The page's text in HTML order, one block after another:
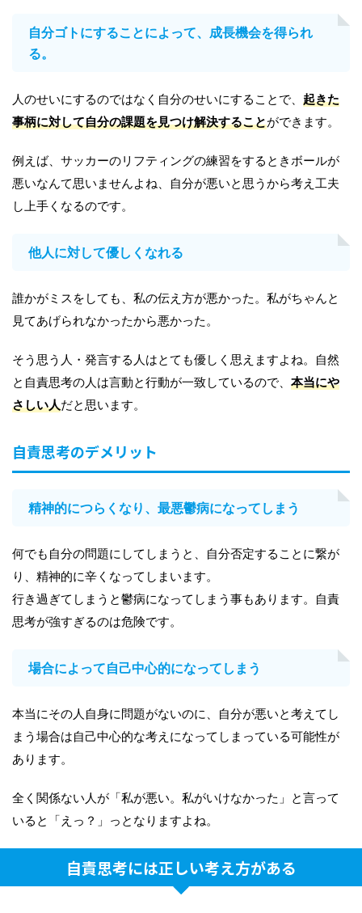
自分ゴトにすることによって、成長機会を得られ
る。
人のせいにするのではなく自分のせいにすることで、 起きた
事柄に対して自分の課題を見つけ解決することができます。
例えば、サッカーのリフティングの練習をするときボールが
悪いなんて思いませんよね、自分が悪いと思うから考え工夫
し上手くなるのです。
他人に対して優しくなれる
誰かがミスをしても、私の伝え方が悪かった。私がちゃんと
見てあげられなかったから悪かった。
そう思う人・発言する人はとても優しく思えますよね。自然
と自責思考の人は言動と行動が一致しているので、 本当にや
さしい人だと思います。
自責思考のデメリット
精神的につらくなり、最悪鬱病になってしまう
何でも自分の問題にしてしまうと、自分否定することに繋が
り、精神的に辛くなってしまいます。
行き過ぎてしまうと鬱病になってしまう事もあります。自責
思考が強すぎるのは危険です。
場合によって自己中心的になってしまう
本当にその人自身に問題がないのに、自分が悪いと考えてし
まう場合は自己中心的な考えになってしまっている可能性が
あります。
全く関係ない人が「私が悪い。私がいけなかった」と言って
いると「えっ？」っとなりますよね。
自責思考には正しい考え方がある